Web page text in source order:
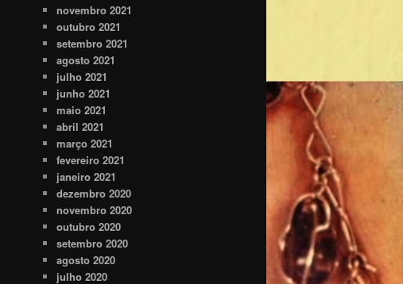
novembro 2021
outubro 2021
setembro 2021
agosto 2021
julho 2021
junho 2021
maio 2021
abril 2021
março 2021
fevereiro 2021
janeiro 2021
dezembro 2020
novembro 2020
outubro 2020
setembro 2020
agosto 2020
julho 2020